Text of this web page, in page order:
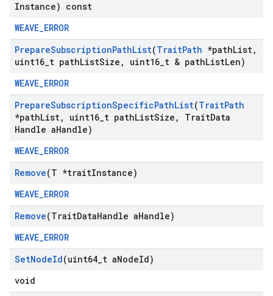
Instance) const
WEAVE_ERROR
PrepareSubscriptionPathList(TraitPath *pathList,
uint16 t pathListSize , uint16 t & pathListLen)
WEAVE_ERROR
PrepareSubscriptionSpecificPathList(TraitPath
*pathList, uint16 t pathListSize , TraitData
Handle aHandle)
WEAVE_ERROR
Remove(T *traitInstance)
WEAVE_ERROR
Remove(TraitDataHandle aHandle)
WEAVE_ERROR
SetNodeId(uint64 t aNodeId)
void